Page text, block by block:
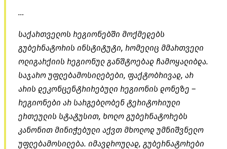
…
საქართველოს რეგიონებში მოქმედებს
გუბერნატორის ინსტიტუტი, რომელიც მმართველი
ოლიგარქიის რეგიონულ განშტოებად ჩამოყალიბდა.
საჯარო უფლებამოსილებები, ფაქტობრივად, არ
არის დეკონცენტრირებული რეგიონის დონეზე –
რეგიონები არ სარგებლობენ ტერიტორიული
ერთეულის სტატუსით, ხოლო გუბერნატორებს
კანონით მინიჭებული აქვთ მხოლოდ უმნიშვნელო
უფლებამოსილება. იმავდროულად, გუბერნატორები